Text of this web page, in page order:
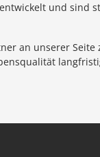
und sind
an unserer